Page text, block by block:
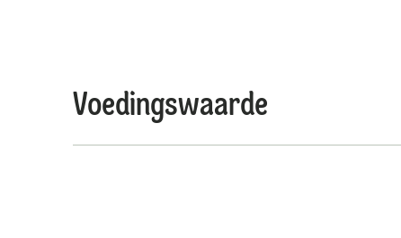
Voedingswaarde